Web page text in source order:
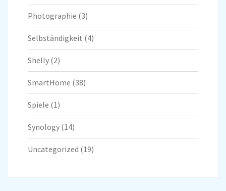
Photographie (3)
Selbständigkeit (4)
Shelly (2)
SmartHome (38)
Spiele (1)
Synology (14)
Uncategorized (19)